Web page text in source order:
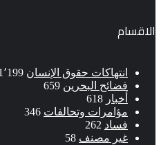
الاقسام
انتهاكات حقوق الإنسان 1٬199
فضائح البحرين 659
أخبار 618
مؤامرات وتحالفات 346
فساد 262
غير مصنف
58